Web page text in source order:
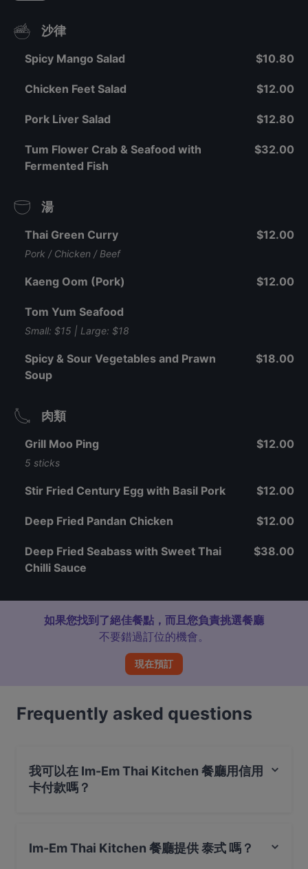
沙律
Spicy Mango Salad $10.80
Chicken Feet Salad $12.00
Pork Liver Salad $12.80
Tum Flower Crab & Seafood with
Fermented Fish
$32.00
湯
Thai Green Curry
Pork / Chicken / Beef
$12.00
Kaeng Oom (Pork) $12.00
Tom Yum Seafood
Small: $15 | Large: $18
Spicy & Sour Vegetables and Prawn
Soup
$18.00
肉類
Grill Moo Ping
5 sticks
$12.00
Stir Fried Century Egg with Basil Pork $12.00
Deep Fried Pandan Chicken $12.00
Deep Fried Seabass with Sweet Thai
Chilli Sauce
$38.00
如果您找到了絕佳餐點，而且您負責挑選餐廳
不要錯過訂位的機會。
現在預訂
Frequently asked questions
我可以在 Im-Em Thai Kitchen 餐廳用信用
卡付款嗎？
Im-Em Thai Kitchen 餐廳提供 泰式 嗎？